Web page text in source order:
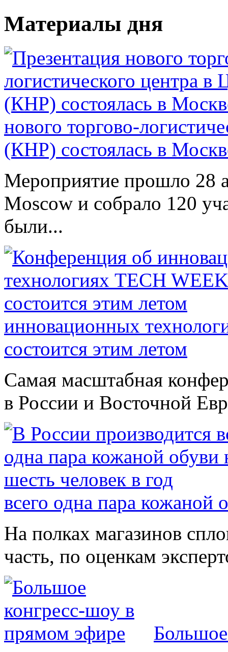
Материалы дня
нового торгово-
(КНР) состоялась в
Мероприятие прошло 28
Moscow и собрало 120
были...
инновационных
состоится этим летом
Самая масштабная
в России и Восточной
всего одна пара кожаной
На полках магазинов
часть, по оценкам